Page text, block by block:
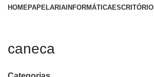
HOMEPAPELARIA INFORMÁTICAESCRITÓRIO
caneca